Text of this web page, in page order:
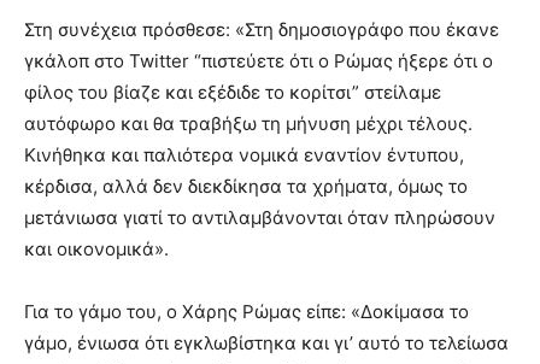
Στη συνέχεια πρόσθεσε: «Στη δημοσιογράφο που έκανε
γκάλοπ στο Twitter “πιστεύετε ότι ο Ρώμας ήξερε ότι ο
φίλος του βίαζε και εξέδιδε το κορίτσι” στείλαμε
αυτόφωρο και θα τραβήξω τη μήνυση μέχρι τέλους.
Κινήθηκα και παλιότερα νομικά εναντίον έντυπου,
κέρδισα, αλλά δεν διεκδίκησα τα χρήματα, όμως το
μετάνιωσα γιατί το αντιλαμβάνονται όταν πληρώσουν
και οικονομικά».
Για το γάμο του, ο Χάρης Ρώμας είπε: «Δοκίμασα το
γάμο, ένιωσα ότι εγκλωβίστηκα και γι’ αυτό το τελείωσα